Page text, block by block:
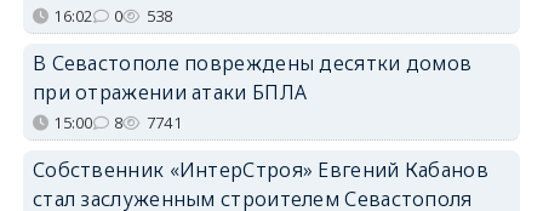
16:02 0 538
В Севастополе повреждены десятки домов
при отражении атаки БПЛА
15:00 8 7741
Собственник «ИнтерСтроя» Евгений Кабанов
стал заслуженным строителем Севастополя